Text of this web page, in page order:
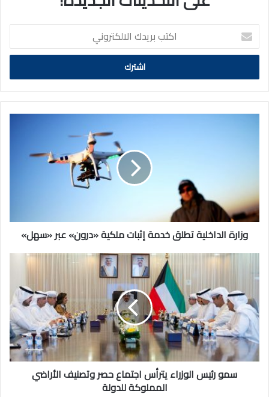
اكتب
بريدك
الالكتروني
«درون»
عبر
«سهل»
وزارة الداخلية تطلق خدمة إثبات ملكية «درون» عبر «سهل»
رئيس
الوزراء
يترأس
اجتماع
حصر
وتصنيف
الأراضي
المملوكة
سمو رئيس الوزراء يترأس اجتماع حصر وتصنيف الأراضي
المملوكة للدولة